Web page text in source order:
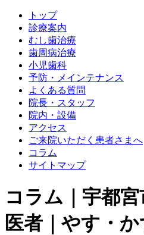
トップ
診療案内
むし歯治療
歯周病治療
小児歯科
予防・メインテナンス
よくある質問
院長・スタッフ
院内・設備
アクセス
ご来院いただく患者さまへ
コラム
サイトマップ
コラム｜宇都
医者｜やす・